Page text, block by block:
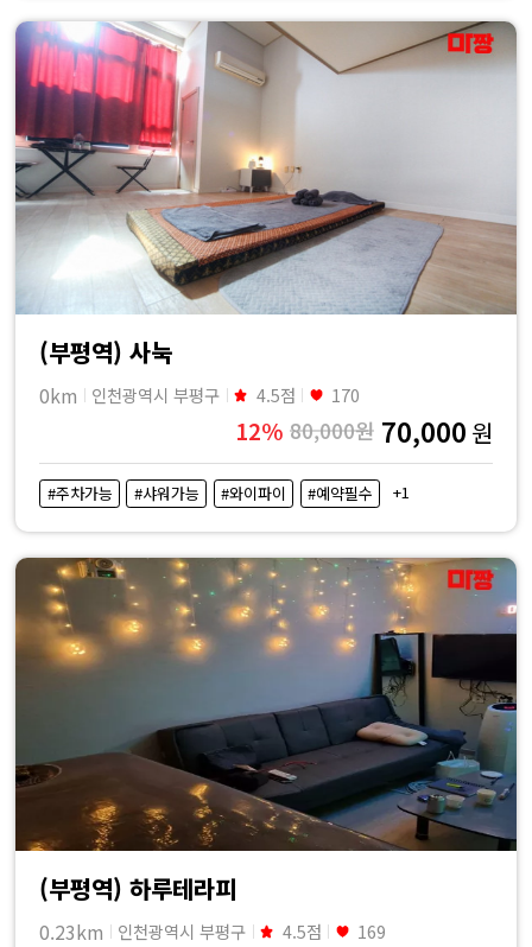
근
처
마
사
지
샵
가
격
비
교
마
(부평역) 사눅
0km 인천광역시 부평구 4.5점 170
12% 80,000원 70,000 원
#주차가능 #샤워가능 #와이파이 #예약필수 +1
(부평역) 하루테라피
0.23km 인천광역시 부평구 4.5점 169